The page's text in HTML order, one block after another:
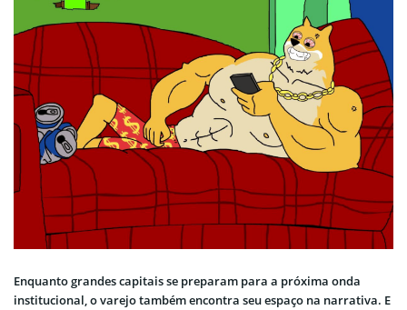
Enquanto grandes capitais se preparam para a próxima onda
institucional, o varejo também encontra seu espaço na narrativa. E